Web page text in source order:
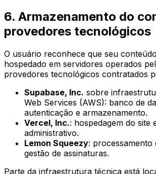
6. Armazenamento do
provedores tecnológicos
O usuário reconhece que seu
hospedado em servidores operados
provedores tecnológicos contratados
Supabase, Inc. sobre
Web Services (AWS): banco de
autenticação e armazenamento.
Vercel, Inc.: hospedagem do site
administrativo.
Lemon Squeezy: processamento
gestão de assinaturas.
Parte da infraestrutura técnica está